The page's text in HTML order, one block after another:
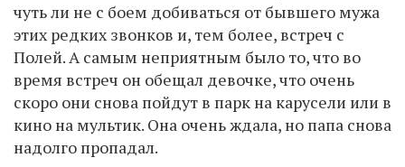
чуть ли не с боем добиваться от бывшего мужа
этих редких звонков и, тем более, встреч с
Полей. А самым неприятным было то, что во
время встреч он обещал девочке, что очень
скоро они снова пойдут в парк на карусели или в
кино на мультик. Она очень ждала, но папа снова
надолго пропадал.